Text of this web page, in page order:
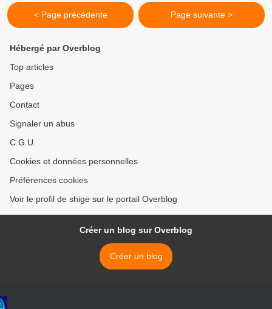
< Page précédente Page suivante >
Hébergé par Overblog
Top articles
Pages
Contact
Signaler un abus
C.G.U.
Cookies et données personnelles
Préférences cookies
Voir le profil de shige sur le portail Overblog
Créer un blog sur Overblog
Créer un blog